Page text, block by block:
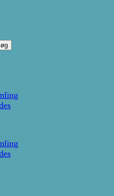
Janbæk